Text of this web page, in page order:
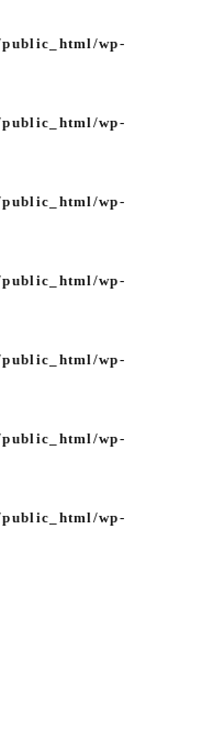
wp-
wp-
wp-
wp-
wp-
wp-
wp-